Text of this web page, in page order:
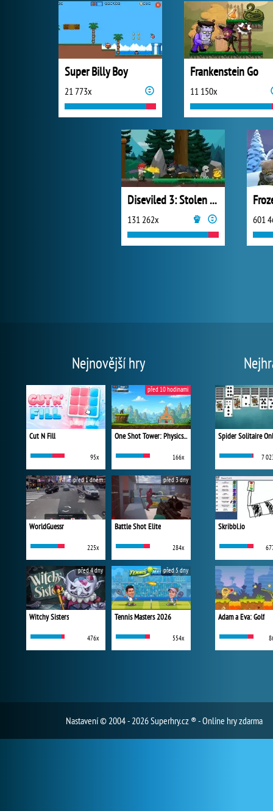
Super Billy Boy
21 773x
Frankenstein Go
11 150x
Diseviled 3: Stolen Kingdom
131 262x 601
Nejnovější hry
Cut N Fill
95x
One Shot Tower: Physics Destroyer
166x
před 10 hodinami
WorldGuessr
225x
před 1 dnem
Battle Shot Elite
284x
před 3 dny
Witchy Sisters
476x
před 4 dny
Tennis Masters 2026
554x
před 5 dny
Spider Solitaire
7
Skribbl.io
Adam a Eva: Golf
Nastavení© 2004 - 2026 Superhry.cz ® - Online hry zdarma